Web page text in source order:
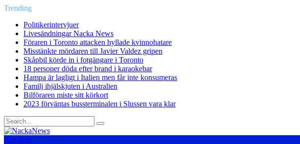
Trending
Politikerintervjuer
Livesändningar Nacka News
Föraren i Toronto attacken hyllade kvinnohatare
Misstänkte mördaren till Javier Valdez gripen
Skåpbil körde in i fotgängare i Toronto
18 personer döda efter brand i karaokebar
Hampa är lagligt i Italien men får inte konsumeras
Familj ihjälskjuten i Australien
Bilföraren miste sitt körkort
2023 förväntas bussterminalen i Slussen vara klar
Navigate